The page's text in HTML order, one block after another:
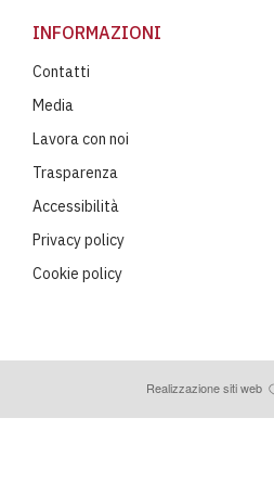
INFORMAZIONI
Contatti
Media
Lavora con noi
Trasparenza
Accessibilità
Privacy policy
Cookie policy
Realizzazione siti web